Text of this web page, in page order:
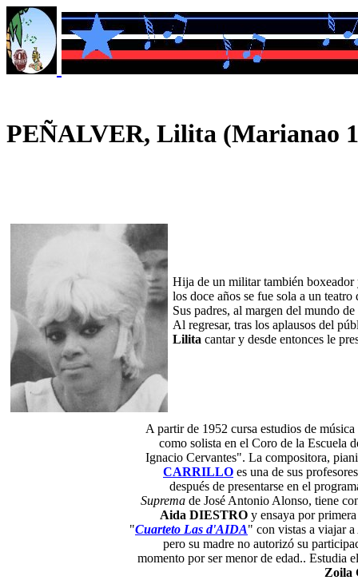
PEÑALVER, Lilita (Marianao
Hija de un militar también boxeador
los doce años se fue sola a un
Sus padres, al margen del mundo
Al regresar, tras los aplausos del
Lilita cantar y desde entonces le
A partir de 1952 cursa estudios de
como solista en el Coro de la Escuela
Ignacio Cervantes". La compositora,
CARRILLO es una de sus
después de presentarse en el
Suprema de José Antonio Alonso, tiene
Aida DIESTRO y ensaya por
"Cuarteto Las d'AIDA" con vistas a viajar
pero su madre no autorizó su
momento por ser menor de edad.. Estudia
Zoila